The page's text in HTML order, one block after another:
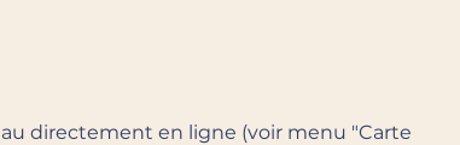
directement en ligne (voir menu "Carte